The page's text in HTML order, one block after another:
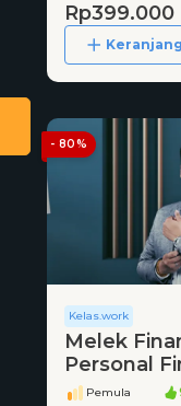
Rp399.000
Keranjang
- 80%
Kelas.work
Melek
Personal
Pemula